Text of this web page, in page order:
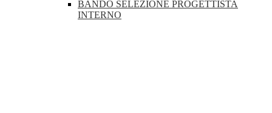
BANDO SELEZIONE PROGETTISTA
INTERNO